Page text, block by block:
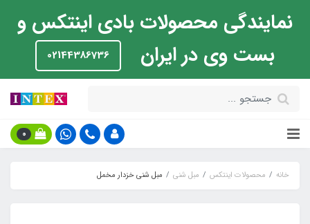
نمایندگی محصولات بادی اینتکس و
بست وی در ایران
02144386736
0
خانه محصولات اینتکس مبل شنی مبل شنی خزدار مخمل